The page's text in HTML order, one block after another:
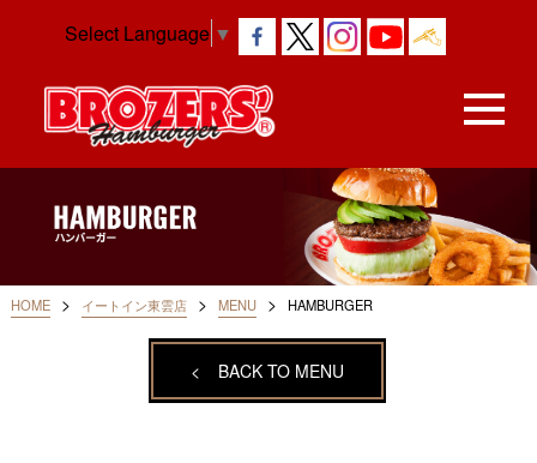
Select Language ▼
HOME > イートイン東雲店 > MENU > HAMBURGER
< BACK TO MENU